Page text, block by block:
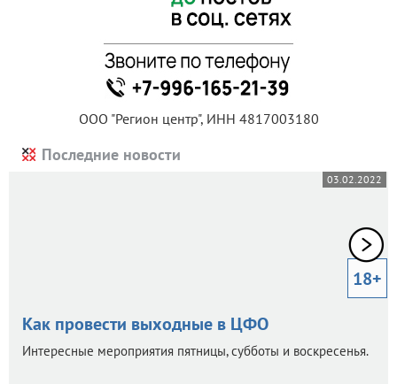
ООО "Регион центр", ИНН 4817003180
Последние новости
03.02.2022
18+
Как провести выходные в ЦФО
Интересные мероприятия пятницы, субботы и воскресенья.